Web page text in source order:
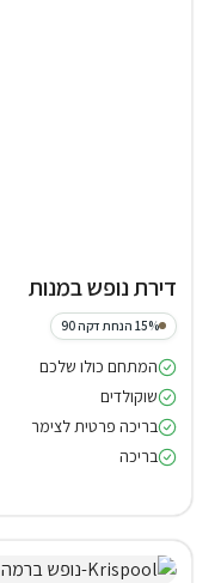
דירת נופש במנות
15% הנחת דקה 90
המתחם כולו שלכם
שוקולדים
בריכה פרטית לצימר
בריכה